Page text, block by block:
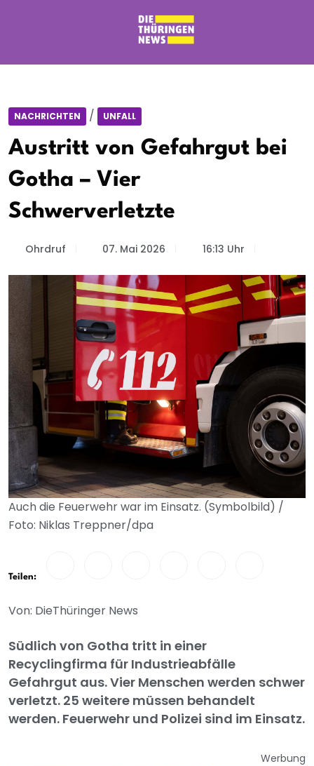
NACHRICHTEN / UNFALL
Austritt von Gefahrgut bei
Gotha – Vier
Schwerverletzte
Ohrdruf 07. Mai 2026 16:13 Uhr
Auch die Feuerwehr war im Einsatz. (Symbolbild) /
Foto: Niklas Treppner/dpa
Teilen:
Von: DieThüringer News
Südlich von Gotha tritt in einer
Recyclingfirma für Industrieabfälle
Gefahrgut aus. Vier Menschen werden schwer
verletzt. 25 weitere müssen behandelt
werden. Feuerwehr und Polizei sind im Einsatz.
Werbung